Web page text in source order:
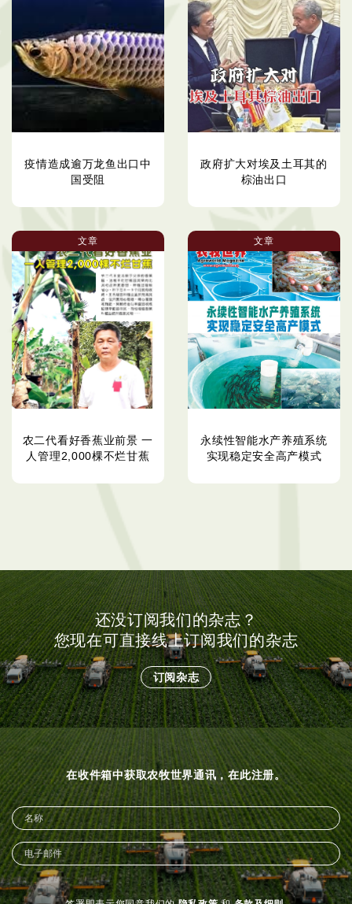
疫情造成逾万龙鱼出口中
国受阻
政府扩大对埃及土耳其的
棕油出口
文章
农二代看好香蕉业前景 一
人管理2,000棵不烂甘蕉
文章
永续性智能水产养殖系统
实现稳定安全高产模式
还没订阅我们的杂志？
您现在可直接线上订阅我们的杂志
订阅杂志
在收件箱中获取农牧世界通讯，在此注册。